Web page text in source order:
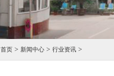
首页 > 新闻中心 > 行业资讯 >